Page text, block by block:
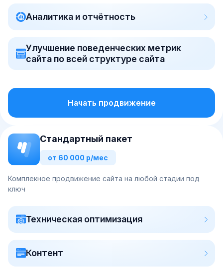
Аналитика и отчётность
Улучшение поведенческих метрик
сайта по всей структуре сайта
Начать продвижение
Стандартный пакет
от 60 000 р/мес
Комплекное продвижение сайта на любой стадии под
ключ
Техническая оптимизация
Контент